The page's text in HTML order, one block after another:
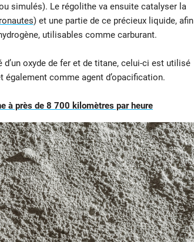
simulés). Le régolithe va ensuite catalyser la
) et une partie de ce précieux liquide, afin
utilisables comme carburant.
oxyde de fer et de titane, celui-ci est utilisé
comme agent d’opacification.
à près de 8 700 kilomètres par heure